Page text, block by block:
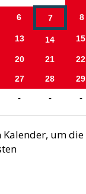
6 7 8
13 14 15
20 21 22
27 28 29
- - -
Kalender, um die